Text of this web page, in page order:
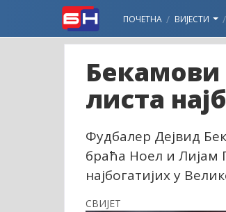
ПОЧЕТНА ВИЈЕСТИ
Бекамови
листа
Фудбалер Дејвид
браћа Ноел и Лијам
најбогатијих у
СВИЈЕТ